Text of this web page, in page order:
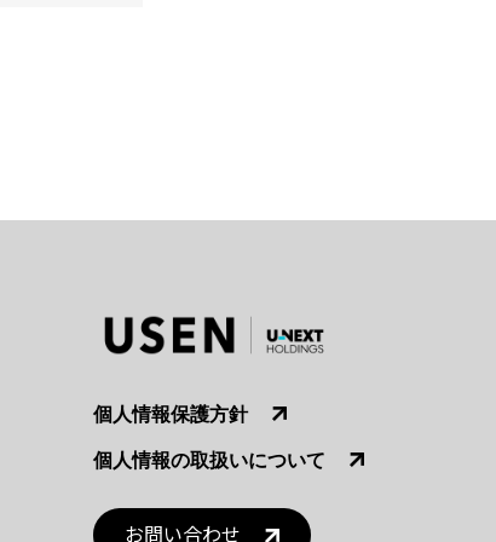
個人情報保護方針
個人情報の取扱いについて
お問い合わせ